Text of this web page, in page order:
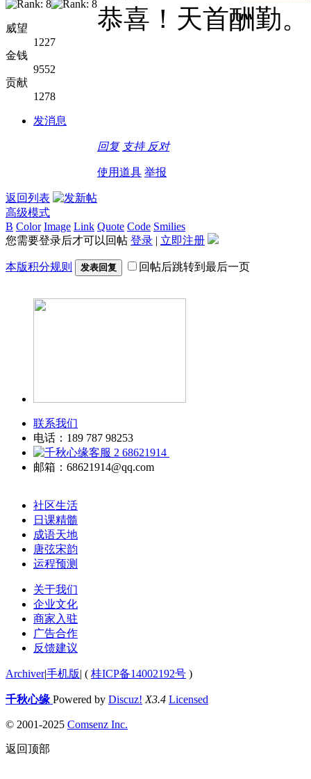
威望
1227
金钱
9552
贡献
1278
发消息
恭喜！天首酬勤。
回复 支持 反对
使用道具 举报
返回列表
高级模式
B Color Image Link Quote Code Smilies
您需要登录后才可以回帖 登录 | 立即注册
本版积分规则 发表回复 回帖后跳转到最后一页
联系我们
电话：189 787 98253
68621914
邮箱：68621914@qq.com
社区生活
日课精髓
成语天地
唐弦宋韵
运程预测
关于我们
企业文化
商家入驻
广告合作
反馈建议
Archiver|手机版| ( 桂ICP备14002192号 )
千秋心缘 Powered by Discuz! X3.4 Licensed
© 2001-2025 Comsenz Inc.
返回顶部